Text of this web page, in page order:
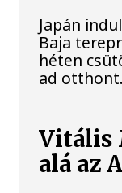
Japán
Baja
héten
ad otthont.
Vitális
alá az